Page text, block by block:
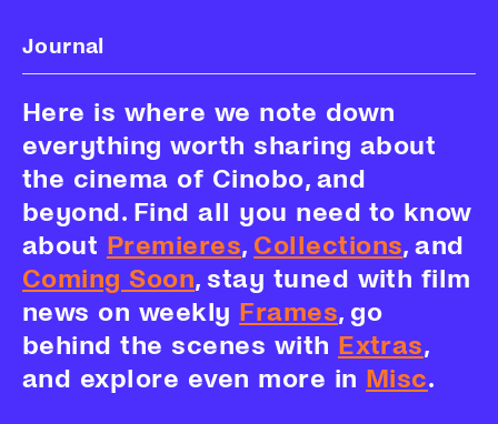
Journal
Here is where we note down
everything worth sharing about
the cinema of Cinobo, and
beyond. Find all you need to know
about Premieres, Collections, and
Coming Soon, stay tuned with film
news on weekly Frames, go
behind the scenes with Extras,
and explore even more in Misc.